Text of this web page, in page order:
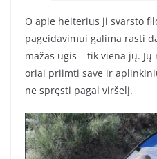
O apie heiterius ji svarsto
pageidavimui galima rasti
mažas ūgis – tik viena jų.
oriai priimti save ir
ne spręsti pagal viršelį.